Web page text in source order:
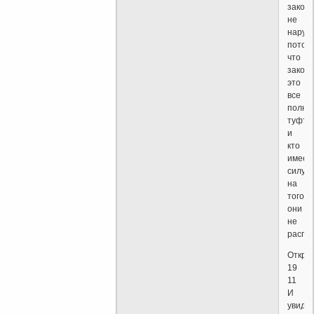
закон
не
что
это
все
туфта
и
кто
имеет
силу
на
того
они
не
19
11
И